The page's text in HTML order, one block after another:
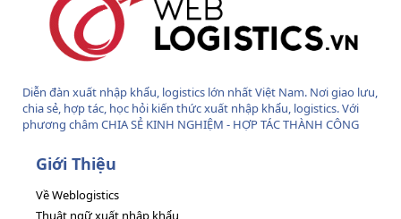
Diễn đàn xuất nhập khẩu, logistics lớn nhất Việt Nam. Nơi giao lưu,
chia sẻ, hợp tác, học hỏi kiến thức xuất nhập khẩu, logistics. Với
phương châm CHIA SẺ KINH NGHIỆM - HỢP TÁC THÀNH CÔNG
Giới Thiệu
Về Weblogistics
Thuật ngữ xuất nhập khẩu